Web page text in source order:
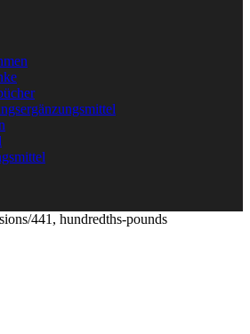
/441, hundredths-pounds